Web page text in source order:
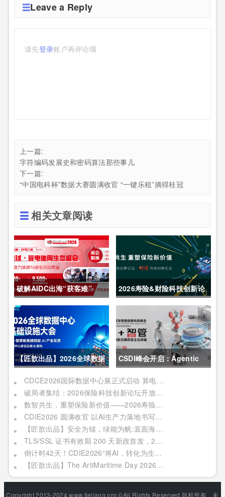
Leave a Reply
请先登录账户再评论哦
上一篇:
字符编码发展史和密码算法那些事儿
下一篇:
“中国电科杯”数据大赛圆满收官 “一键乐租”摘得桂冠
相关文章阅读
破解AIDC出海“获客难”
CDCE2026数据中心展
以“算电协同”重构全球算力
供应链
2026寿险&财险科技创新论
坛圆满举办
【匠歆出品】2026全球数据
中心基础设施大会首发｜院
士领衔，100+头部企业已确
认，500人齐聚上海
CSDI峰会开启：Agentic
AI 落地应用的黄金期，智能
系统重塑生产力
CDCE2026国际数据中心展正式启动 算电协同驱动产业升级 搭建全球合作平台
破局者集结：2026保险科技创新论坛开放“数智共生”最佳实践案例征集
数智共生，重塑保险新价值——2026寿险&财险科技创新论坛即将启幕
CDIE2026 圆满收官 以AI生产力落地书写数字化转型新答卷
【匠歆出品】安全为锚，绿能为帆:直面海事网络安全与绿色航运的双重挑战@The ArtiMaritime Day 2026匠歆海事攻坚日 | 5月29日·上海
TLS/SSL 证书有效期 200 天新政首发，2026 亚数TrustAsia CaaS 2.0 发布会邀您见证！
倒计时42天！CDIE2026“将AI，转化为生产力”峰会启幕在即！
【匠歆出品】The ArtiMaritime Day 2026匠歆海事攻坚日 | 5月28日·上海
Copyright 2013-2024 www.tiejiang.org ©All Rights Reserved.版权所有，未